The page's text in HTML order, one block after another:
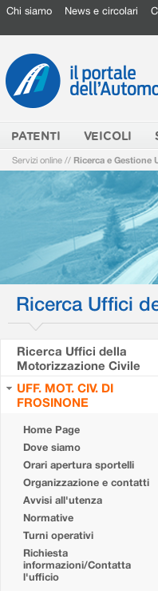
Chi siamo News e circolari
PATENTI VEICOLI
Servizi online // Ricerca e Gestione
Ricerca Uffici
Ricerca Uffici della
Motorizzazione Civile
UFF. MOT. CIV. DI
FROSINONE
Home Page
Dove siamo
Orari apertura sportelli
Organizzazione e contatti
Avvisi all'utenza
Normative
Turni operativi
Richiesta
informazioni/Contatta
l'ufficio